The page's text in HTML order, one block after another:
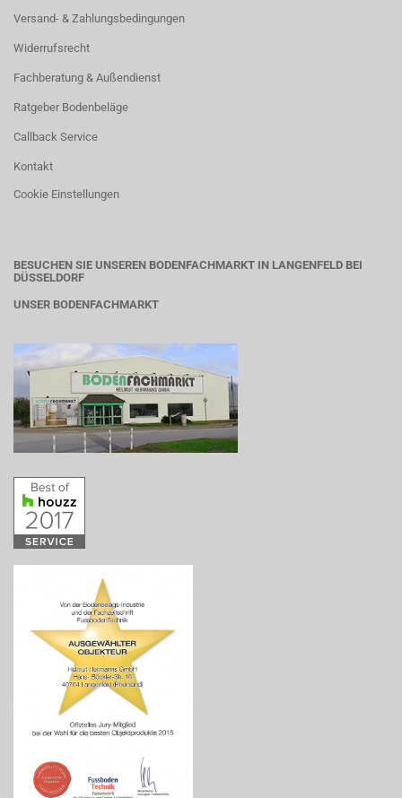
Versand- & Zahlungsbedingungen
Widerrufsrecht
Fachberatung & Außendienst
Ratgeber Bodenbeläge
Callback Service
Kontakt
Cookie Einstellungen
BESUCHEN SIE UNSEREN BODENFACHMARKT IN LANGENFELD BEI
DÜSSELDORF
UNSER BODENFACHMARKT